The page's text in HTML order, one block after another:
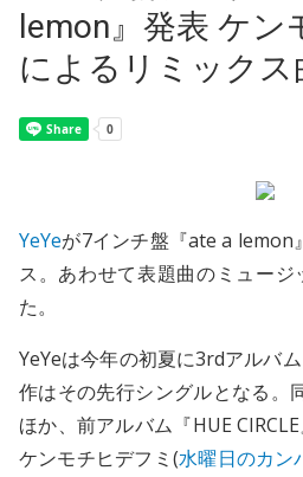
lemon』発表 ケン
によるリミックス
YeYeが7インチ盤『ate a lemon
ス。あわせて表題曲のミュー
た。
YeYeは今年の初夏に3rdアルバ
作はその先行シングルとなる。
ほか、前アルバム『HUE
ケンモチヒデフミ(水曜日のカン